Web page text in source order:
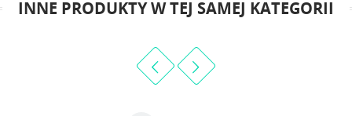
INNE PRODUKTY W TEJ SAMEJ KATEGORII